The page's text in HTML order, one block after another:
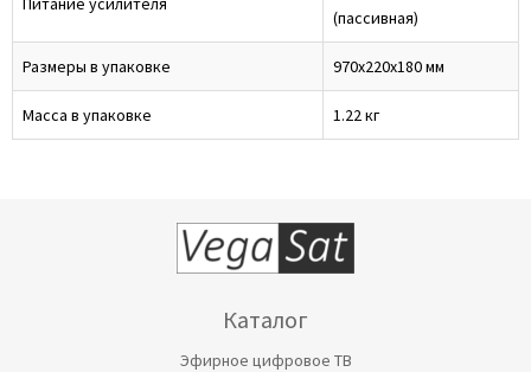
(пассивная)
Размеры в упаковке 970х220х180 мм
Масса в упаковке 1.22 кг
Каталог
Эфирное цифровое ТВ